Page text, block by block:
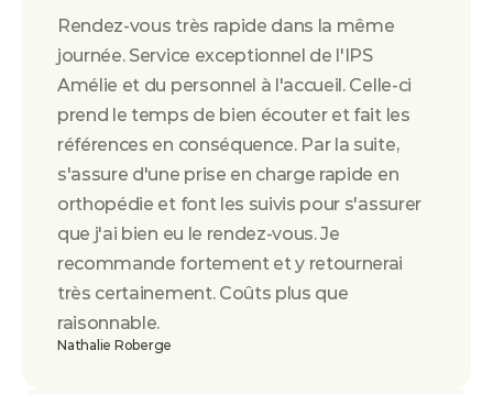
Rendez-vous très rapide dans la même
journée. Service exceptionnel de l'IPS
Amélie et du personnel à l'accueil. Celle-ci
prend le temps de bien écouter et fait les
références en conséquence. Par la suite,
s'assure d'une prise en charge rapide en
orthopédie et font les suivis pour s'assurer
que j'ai bien eu le rendez-vous. Je
recommande fortement et y retournerai
très certainement. Coûts plus que
raisonnable.
Nathalie Roberge